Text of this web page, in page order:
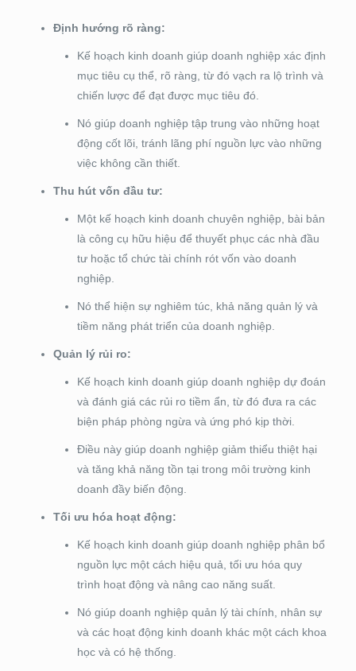
Định hướng rõ ràng:
Kế hoạch kinh doanh giúp doanh nghiệp xác định
mục tiêu cụ thể, rõ ràng, từ đó vạch ra lộ trình và
chiến lược để đạt được mục tiêu đó.
Nó giúp doanh nghiệp tập trung vào những hoạt
động cốt lõi, tránh lãng phí nguồn lực vào những
việc không cần thiết.
Thu hút vốn đầu tư:
Một kế hoạch kinh doanh chuyên nghiệp, bài bản
là công cụ hữu hiệu để thuyết phục các nhà đầu
tư hoặc tổ chức tài chính rót vốn vào doanh
nghiệp.
Nó thể hiện sự nghiêm túc, khả năng quản lý và
tiềm năng phát triển của doanh nghiệp.
Quản lý rủi ro:
Kế hoạch kinh doanh giúp doanh nghiệp dự đoán
và đánh giá các rủi ro tiềm ẩn, từ đó đưa ra các
biện pháp phòng ngừa và ứng phó kịp thời.
Điều này giúp doanh nghiệp giảm thiểu thiệt hại
và tăng khả năng tồn tại trong môi trường kinh
doanh đầy biến động.
Tối ưu hóa hoạt động:
Kế hoạch kinh doanh giúp doanh nghiệp phân bổ
nguồn lực một cách hiệu quả, tối ưu hóa quy
trình hoạt động và nâng cao năng suất.
Nó giúp doanh nghiệp quản lý tài chính, nhân sự
và các hoạt động kinh doanh khác một cách khoa
học và có hệ thống.